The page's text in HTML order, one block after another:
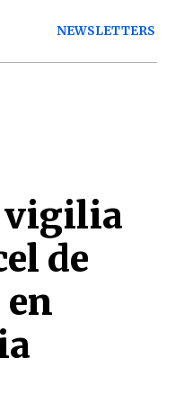
NEWSLETTERS
vigilia
de